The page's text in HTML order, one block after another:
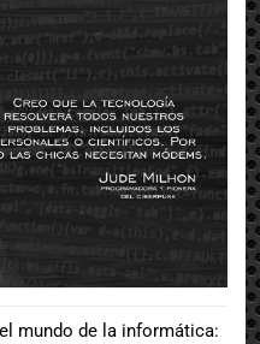
mundo de la informática: